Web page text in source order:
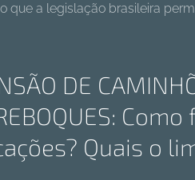
que a legislação brasileira
DE
Quais o